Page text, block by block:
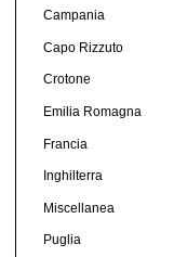
Campania
Capo Rizzuto
Crotone
Emilia Romagna
Francia
Inghilterra
Miscellanea
Puglia